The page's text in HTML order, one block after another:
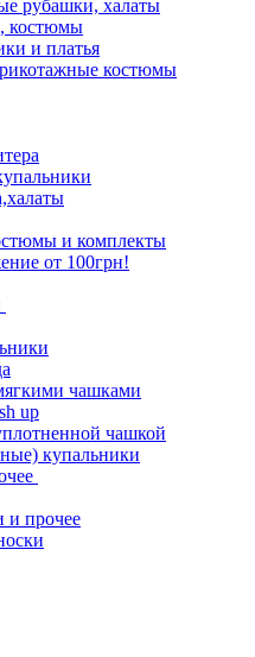
рубашки, халаты
костюмы
и платья
костюмы
и комплекты
от 100грн!
чашками
up
чашкой
купальники
и прочее